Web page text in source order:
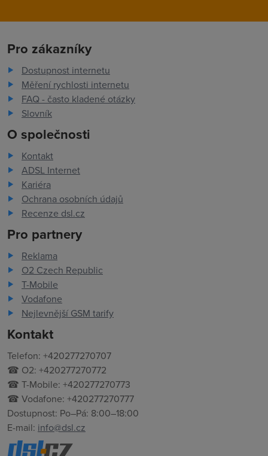
Pro zákazníky
Dostupnost internetu
Měření rychlosti internetu
FAQ - často kladené otázky
Slovník
O společnosti
Kontakt
ADSL Internet
Kariéra
Ochrana osobních údajů
Recenze dsl.cz
Pro partnery
Reklama
O2 Czech Republic
T-Mobile
Vodafone
Nejlevnější GSM tarify
Kontakt
Telefon: +420277270707
☎ O2: +420277270772
☎ T-Mobile: +420277270773
☎ Vodafone: +420277270777
Dostupnost: Po–Pá: 8:00–18:00
E-mail: info@dsl.cz